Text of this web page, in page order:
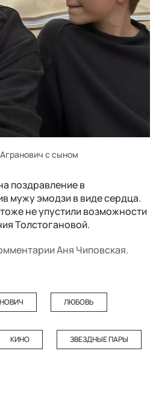
с сыном
поздравление в
мужу эмодзи в виде сердца.
не упустили возможности
Толстогановой.
Аня Чиповская.
ЛЮБОВЬ
КИНО ЗВЕЗДНЫЕ ПАРЫ